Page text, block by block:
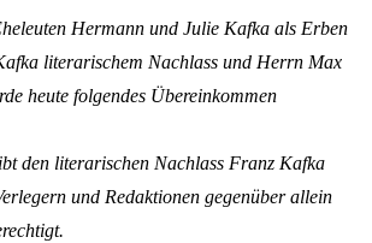
Hermann und Julie Kafka als Erben
literarischem Nachlass und Herrn Max
heute folgendes Übereinkommen
den literarischen Nachlass Franz Kafka
und Redaktionen gegenüber allein